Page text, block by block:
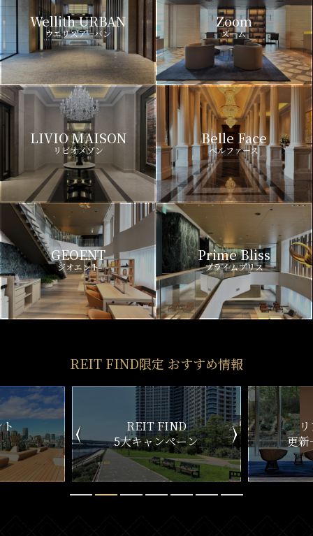
Wellith URBAN
ウエリスアーバン
Zoom
ズーム
LIVIO MAISON
リビオメゾン
Belle Face
ベルファース
GEOENT
ジオエント
Prime Bliss
プライムブリス
REIT FIND限定 おすすめ情報
ン
リアルタイム
更新一覧チェック
新